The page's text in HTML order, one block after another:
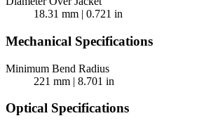
18.31 mm | 0.721 in
Mechanical Specifications
Minimum Bend Radius
221 mm | 8.701 in
Optical Specifications